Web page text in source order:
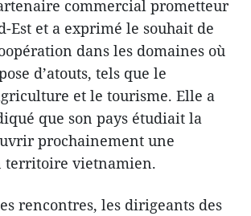
commercial prometteur
Est et a exprimé le souhait de
dans les domaines où
d’atouts, tels que le
et le tourisme. Elle a
que son pays étudiait la
prochainement une
territoire vietnamien.
rencontres, les dirigeants des